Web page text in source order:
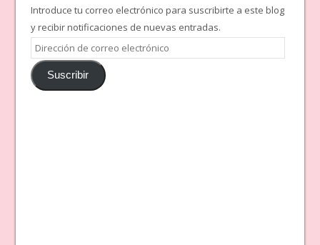
Introduce tu correo electrónico para suscribirte a este blog
y recibir notificaciones de nuevas entradas.
Dirección
de
correoSuscribir